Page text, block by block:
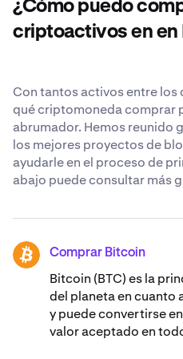
IDEX. Obtén más
de seguridad reconocidos
¿Cómo puedo
criptoactivos en en
Con tantos activos entre los
qué criptomoneda comprar
abrumador. Hemos reunido
los mejores proyectos de
ayudarle en el proceso de
abajo puede consultar más
BTC Comprar Bitcoin
Bitcoin (BTC) es la
del planeta en cuanto
y puede convertirse
valor aceptado en